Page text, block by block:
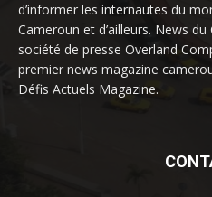
d’informer les internautes du
Cameroun et d’ailleurs. News
société de presse Overland
premier news magazine
Défis Actuels Magazine.